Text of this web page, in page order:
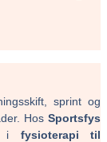
sprint og
Hos Sportsfys
i fysioterapi til